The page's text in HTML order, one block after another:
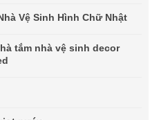
Vệ Sinh Hình Chữ Nhật
tắm nhà vệ sinh decor